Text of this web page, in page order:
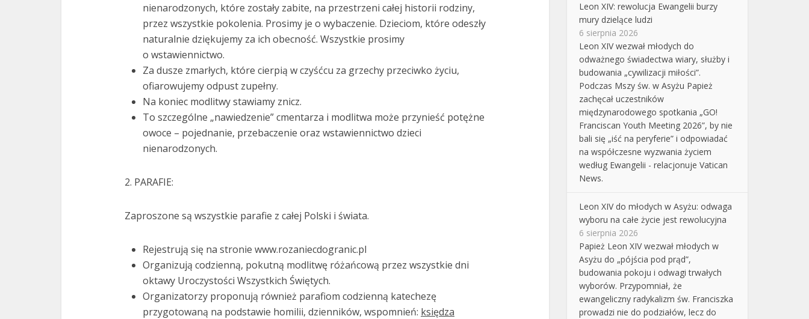
nienarodzonych, które zostały zabite, na przestrzeni całej historii rodziny,
przez wszystkie pokolenia. Prosimy je o wybaczenie. Dzieciom, które odeszły
naturalnie dziękujemy za ich obecność. Wszystkie prosimy
o wstawiennictwo.
Za dusze zmarłych, które cierpią w czyśćcu za grzechy przeciwko życiu,
ofiarowujemy odpust zupełny.
Na koniec modlitwy stawiamy znicz.
To szczególne „nawiedzenie” cmentarza i modlitwa może przynieść potężne
owoce – pojednanie, przebaczenie oraz wstawiennictwo dzieci
nienarodzonych.
2. PARAFIE:
Zaproszone są wszystkie parafie z całej Polski i świata.
Rejestrują się na stronie www.rozaniecdogranic.pl
Organizują codzienną, pokutną modlitwę różańcową przez wszystkie dni
oktawy Uroczystości Wszystkich Świętych.
Organizatorzy proponują również parafiom codzienną katechezę
przygotowaną na podstawie homilii, dzienników, wspomnień: księdza
Leon XIV: rewolucja Ewangelii burzy
mury dzielące ludzi
6 sierpnia 2026
Leon XIV wezwał młodych do
odważnego świadectwa wiary, służby i
budowania „cywilizacji miłości”.
Podczas Mszy św. w Asyżu Papież
zachęcał uczestników
międzynarodowego spotkania „GO!
Franciscan Youth Meeting 2026”, by nie
bali się „iść na peryferie” i odpowiadać
na współczesne wyzwania życiem
według Ewangelii - relacjonuje Vatican
News.
Leon XIV do młodych w Asyżu: odwaga
wyboru na całe życie jest rewolucyjna
6 sierpnia 2026
Papież Leon XIV wezwał młodych w
Asyżu do „pójścia pod prąd”,
budowania pokoju i odwagi trwałych
wyborów. Przypomniał, że
ewangeliczny radykalizm św. Franciszka
prowadzi nie do podziałów, lecz do